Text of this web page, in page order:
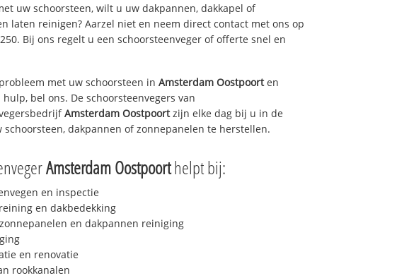
uw schoorsteen, wilt u uw dakpannen, dakkapel of
laten reinigen? Aarzel niet en neem direct contact met ons op
Bij ons regelt u een schoorsteenveger of offerte snel en
met uw schoorsteen in Amsterdam Oostpoorten
bel ons. De schoorsteenvegers van
Amsterdam Oostpoortzijn elke dag bij u in de
schoorsteen, dakpannen of zonnepanelen te herstellen.
Amsterdam Oostpoorthelpt bij:
en inspectie
en dakbedekking
en dakpannen reiniging
en renovatie
rookkanalen